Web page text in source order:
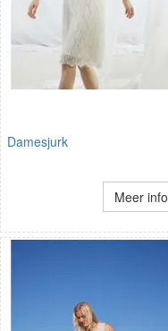
Damesjurk
Meer info